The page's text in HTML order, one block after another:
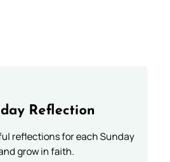
Reflection
reflections for each Sunday
grow in faith.